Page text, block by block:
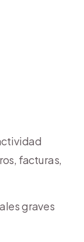
facturas,
graves